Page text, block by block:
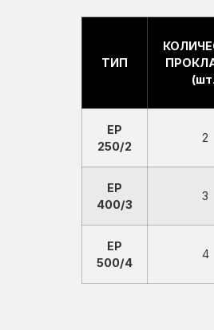
ТИП
EP
250/2
2
EP
400/3
3
EP
500/4
4